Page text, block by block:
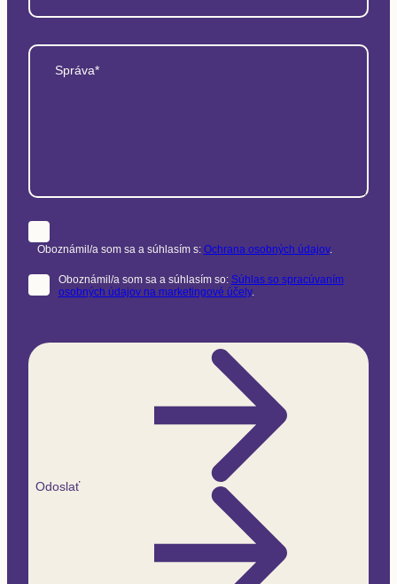
Správa*
Oboznámil/a som sa a súhlasím s: Ochrana osobných údajov.
Oboznámil/a som sa a súhlasím so: Súhlas so spracúvaním
osobných údajov na marketingové účely.
Odoslať